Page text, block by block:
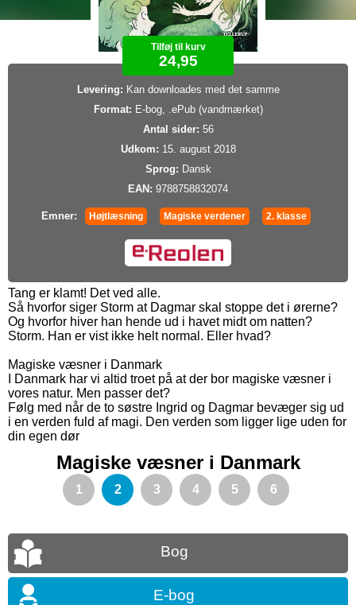
Tilføj til kurv
24,95
Levering: Kan downloades med det samme
Format: E-bog, .ePub (vandmærket)
Antal sider: 56
Udkom: 15. august 2018
Sprog: Dansk
EAN: 9788758832074
Emner: Højtlæsning Magiske verdener 2. klasse
Tang er klamt! Det ved alle.
Så hvorfor siger Storm at Dagmar skal stoppe det i ørerne?
Og hvorfor hiver han hende ud i havet midt om natten?
Storm. Han er vist ikke helt normal. Eller hvad?
Magiske væsner i Danmark
I Danmark har vi altid troet på at der bor magiske væsner i
vores natur. Men passer det?
Følg med når de to søstre Ingrid og Dagmar bevæger sig ud
i en verden fuld af magi. Den verden som ligger lige uden for
din egen dør
Magiske væsner i Danmark
1 2 3 4 5 6
Bog
E-bog